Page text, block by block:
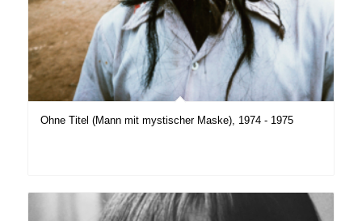
Ohne Titel (Mann mit mystischer Maske), 1974 - 1975